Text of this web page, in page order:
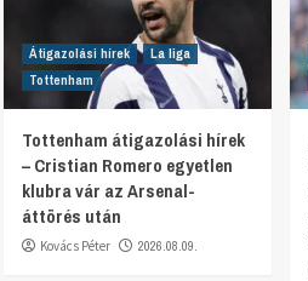
Átigazolási hírek
La liga
Tottenham
Tottenham átigazolási hírek
– Cristian Romero egyetlen
klubra vár az Arsenal-
áttörés után
Kovács Péter 2026.08.09.